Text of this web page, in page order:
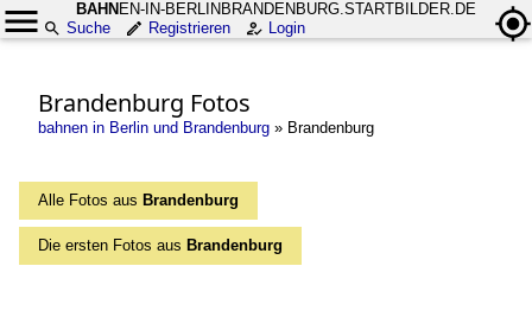
BAHN EN-IN-BERLINBRANDENBURG.STARTBILDER.DE
Suche
Registrieren Login
Brandenburg Fotos
bahnen in Berlin und Brandenburg » Brandenburg
Alle Fotos aus Brandenburg
Die ersten Fotos aus Brandenburg